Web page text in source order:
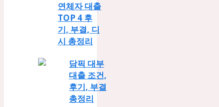
연체자 대출
TOP 4 후
기, 부결, 디
시 총정리
담픽 대부
대출 조건,
후기, 부결
총정리